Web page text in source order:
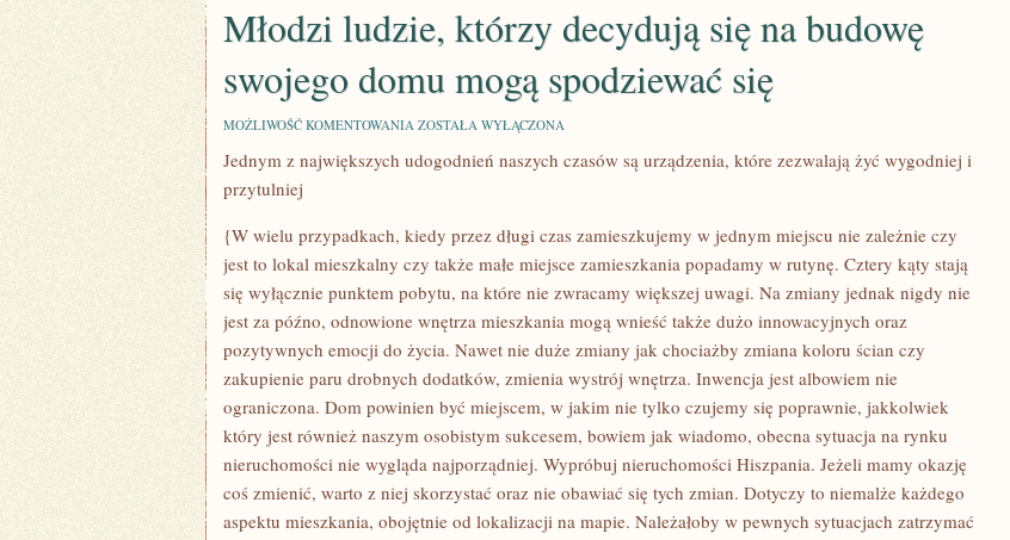
Młodzi ludzie, którzy decydują się na budowę
swojego domu mogą spodziewać się
MOŻLIWOŚĆ KOMENTOWANIA MŁODZI
KTÓRZY
BUDOWĘ
SWOJEGO
DOMU
MOGĄ
SPODZIEWAĆ
SIĘ
ZOSTAŁA WYŁĄCZONA
Jednym z największych udogodnień naszych czasów są urządzenia, które zezwalają żyć wygodniej i
przytulniej
{W wielu przypadkach, kiedy przez długi czas zamieszkujemy w jednym miejscu nie zależnie czy
jest to lokal mieszkalny czy także małe miejsce zamieszkania popadamy w rutynę. Cztery kąty stają
się wyłącznie punktem pobytu, na które nie zwracamy większej uwagi. Na zmiany jednak nigdy nie
jest za późno, odnowione wnętrza mieszkania mogą wnieść także dużo innowacyjnych oraz
pozytywnych emocji do życia. Nawet nie duże zmiany jak chociażby zmiana koloru ścian czy
zakupienie paru drobnych dodatków, zmienia wystrój wnętrza. Inwencja jest albowiem nie
ograniczona. Dom powinien być miejscem, w jakim nie tylko czujemy się poprawnie, jakkolwiek
który jest również naszym osobistym sukcesem, bowiem jak wiadomo, obecna sytuacja na rynku
nieruchomości nie wygląda najporządniej. Wypróbuj nieruchomości Hiszpania. Jeżeli mamy okazję
coś zmienić, warto z niej skorzystać oraz nie obawiać się tych zmian. Dotyczy to niemalże każdego
aspektu mieszkania, obojętnie od lokalizacji na mapie. Należałoby w pewnych sytuacjach zatrzymać